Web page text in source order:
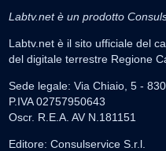
Labtv.net è un prodotto
Labtv.net è il sito ufficiale del
del digitale terrestre Regione
Sede legale: Via Chiaio, 5 -
P.IVA 02757950643
Oscr. R.E.A. AV N.181151
Editore: Consulservice S.r.l.